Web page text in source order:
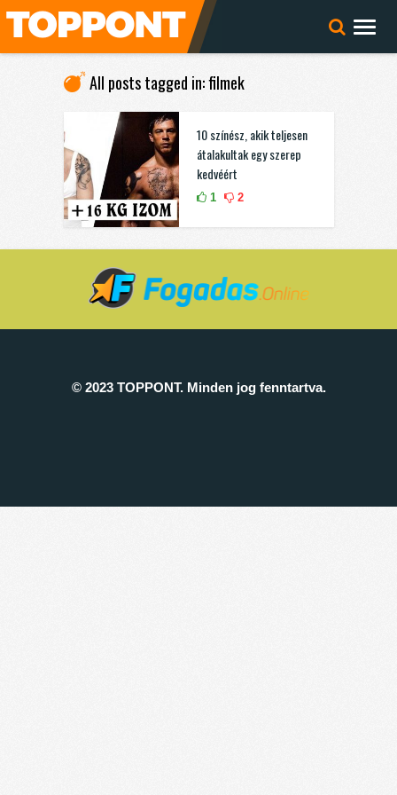
All posts tagged in: filmek
10 színész, akik teljesen
átalakultak egy szerep
kedvéért
1 2
© 2023 TOPPONT. Minden jog fenntartva.